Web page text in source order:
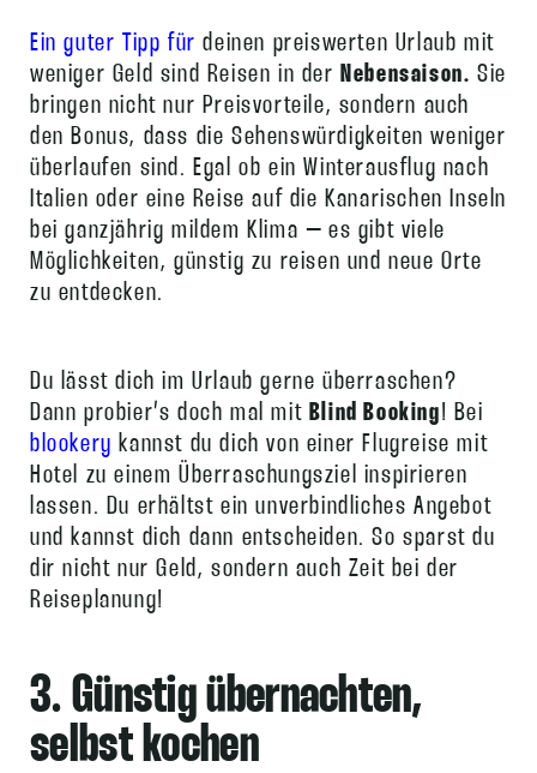
Ein guter Tipp für deinen preiswerten Urlaub mit
weniger Geld sind Reisen in der Nebensaison.Sie
bringen nicht nur Preisvorteile, sondern auch
den Bonus, dass die Sehenswürdigkeiten weniger
überlaufen sind. Egal ob ein Winterausflug nach
Italien oder eine Reise auf die Kanarischen Inseln
bei ganzjährig mildem Klima – es gibt viele
Möglichkeiten, günstig zu reisen und neue Orte
zu entdecken.
Du lässt dich im Urlaub gerne überraschen?
Dann probier’s doch mal mit Blind Booking! Bei
blookery kannst du dich von einer Flugreise mit
Hotel zu einem Überraschungsziel inspirieren
lassen. Du erhältst ein unverbindliches Angebot
und kannst dich dann entscheiden. So sparst du
dir nicht nur Geld, sondern auch Zeit bei der
Reiseplanung!
3. Günstig übernachten,
selbst kochen